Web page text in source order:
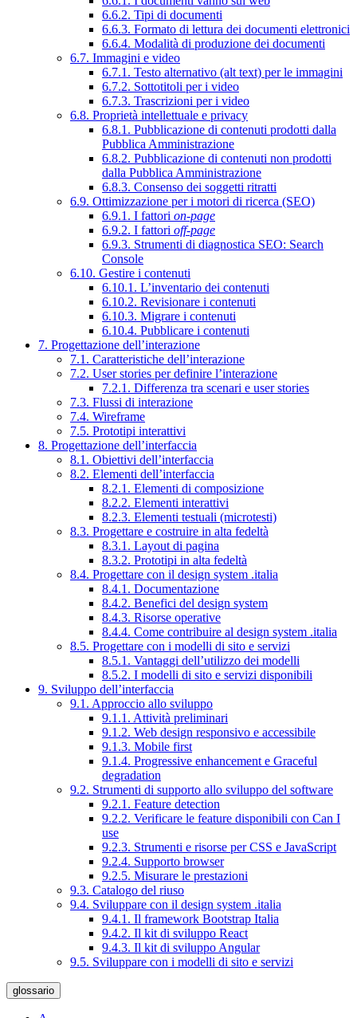
6.6.2. Tipi di documenti
6.6.3. Formato di lettura dei documenti elettronici
6.6.4. Modalità di produzione dei documenti
6.7. Immagini e video
6.7.1. Testo alternativo (alt text) per le immagini
6.7.2. Sottotitoli per i video
6.7.3. Trascrizioni per i video
6.8. Proprietà intellettuale e privacy
6.8.1. Pubblicazione di contenuti prodotti dalla
Pubblica Amministrazione
6.8.2. Pubblicazione di contenuti non prodotti
dalla Pubblica Amministrazione
6.8.3. Consenso dei soggetti ritratti
6.9. Ottimizzazione per i motori di ricerca (SEO)
6.9.1. I fattori on-page
6.9.2. I fattori off-page
6.9.3. Strumenti di diagnostica SEO: Search
Console
6.10. Gestire i contenuti
6.10.1. L’inventario dei contenuti
6.10.2. Revisionare i contenuti
6.10.3. Migrare i contenuti
6.10.4. Pubblicare i contenuti
7. Progettazione dell’interazione
7.1. Caratteristiche dell’interazione
7.2. User stories per definire l’interazione
7.2.1. Differenza tra scenari e user stories
7.3. Flussi di interazione
7.4. Wireframe
7.5. Prototipi interattivi
8. Progettazione dell’interfaccia
8.1. Obiettivi dell’interfaccia
8.2. Elementi dell’interfaccia
8.2.1. Elementi di composizione
8.2.2. Elementi interattivi
8.2.3. Elementi testuali (microtesti)
8.3. Progettare e costruire in alta fedeltà
8.3.1. Layout di pagina
8.3.2. Prototipi in alta fedeltà
8.4. Progettare con il design system .italia
8.4.1. Documentazione
8.4.2. Benefici del design system
8.4.3. Risorse operative
8.4.4. Come contribuire al design system .italia
8.5. Progettare con i modelli di sito e servizi
8.5.1. Vantaggi dell’utilizzo dei modelli
8.5.2. I modelli di sito e servizi disponibili
9. Sviluppo dell’interfaccia
9.1. Approccio allo sviluppo
9.1.1. Attività preliminari
9.1.2. Web design responsivo e accessibile
9.1.3. Mobile first
9.1.4. Progressive enhancement e Graceful
degradation
9.2. Strumenti di supporto allo sviluppo del software
9.2.1. Feature detection
9.2.2. Verificare le feature disponibili con Can I
use
9.2.3. Strumenti e risorse per CSS e JavaScript
9.2.4. Supporto browser
9.2.5. Misurare le prestazioni
9.3. Catalogo del riuso
9.4. Sviluppare con il design system .italia
9.4.1. Il framework Bootstrap Italia
9.4.2. Il kit di sviluppo React
9.4.3. Il kit di sviluppo Angular
9.5. Sviluppare con i modelli di sito e servizi
glossario